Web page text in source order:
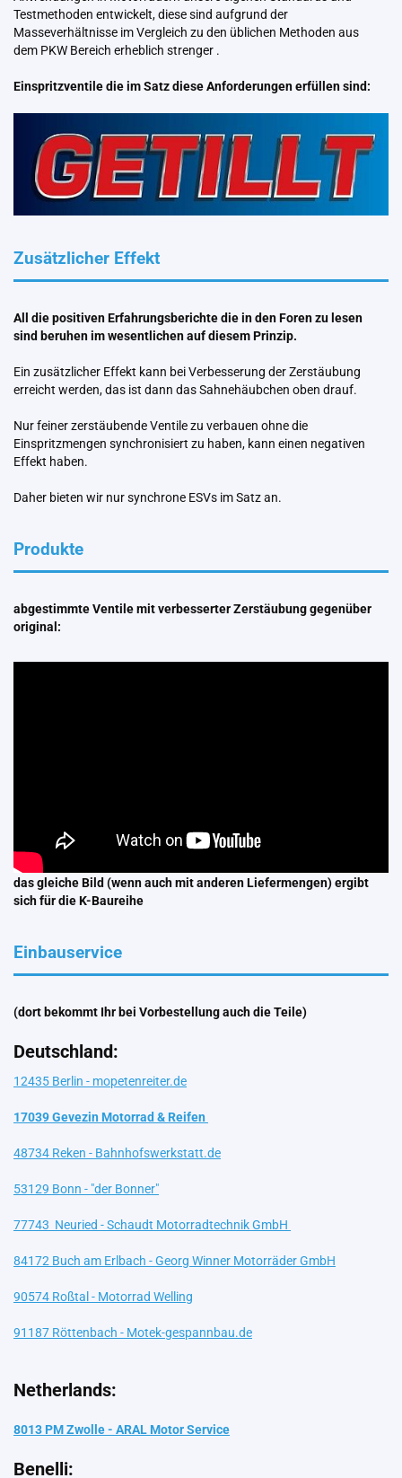
Testmethoden entwickelt, diese sind aufgrund der
Masseverhältnisse im Vergleich zu den üblichen Methoden aus
dem PKW Bereich erheblich strenger .
Einspritzventile die im Satz diese Anforderungen erfüllen sind:
Zusätzlicher Effekt
All die positiven Erfahrungsberichte die in den Foren zu lesen
sind beruhen im wesentlichen auf diesem Prinzip.
Ein zusätzlicher Effekt kann bei Verbesserung der Zerstäubung
erreicht werden, das ist dann das Sahnehäubchen oben drauf.
Nur feiner zerstäubende Ventile zu verbauen ohne die
Einspritzmengen synchronisiert zu haben, kann einen negativen
Effekt haben.
Daher bieten wir nur synchrone ESVs im Satz an.
Produkte
abgestimmte Ventile mit verbesserter Zerstäubung gegenüber
original:
das gleiche Bild (wenn auch mit anderen Liefermengen) ergibt
sich für die K-Baureihe
Einbauservice
(dort bekommt Ihr bei Vorbestellung auch die Teile)
Deutschland:
12435 Berlin - mopetenreiter.de
17039 Gevezin Motorrad & Reifen
48734 Reken - Bahnhofswerkstatt.de
53129 Bonn - "der Bonner"
77743 Neuried - Schaudt Motorradtechnik GmbH
84172 Buch am Erlbach - Georg Winner Motorräder GmbH
90574 Roßtal - Motorrad Welling
91187 Röttenbach - Motek-gespannbau.de
Netherlands:
8013 PM Zwolle - ARAL Motor Service
Benelli: